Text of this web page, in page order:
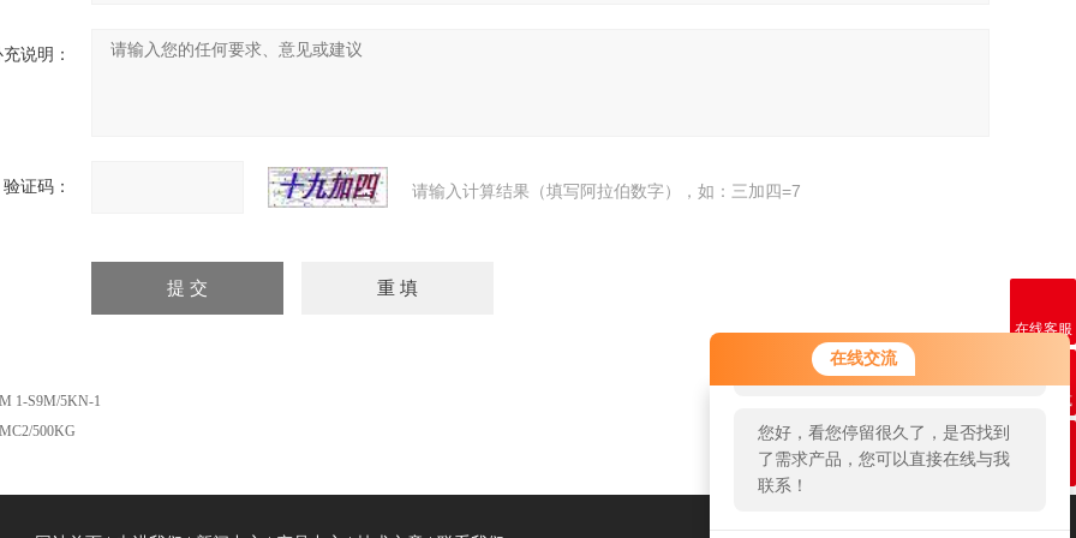
在线交流
您好！欢迎前来咨询，很高兴为您
服务，请问您要咨询什么问题呢？
您好，看您停留很久了，是否找到
了需求产品，您可以直接在线与我
联系！
说明：
验证码： 请输入计算结果（填写阿拉伯数字），如：三加四=7
1-S9M/5KN-1
500KG
在线客服
联系方式